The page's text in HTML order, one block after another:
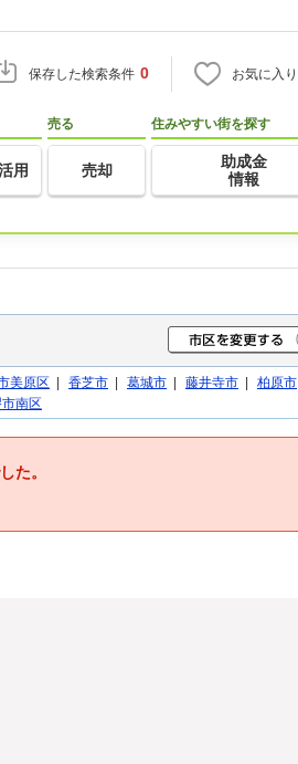
保存した検索条件 0 お気に入り
用
売る
売却
住みやすい街を探す
助成金
情報
美原区 | 香芝市 | 葛城市 | 藤井寺市 | 柏原市
市南区
た。